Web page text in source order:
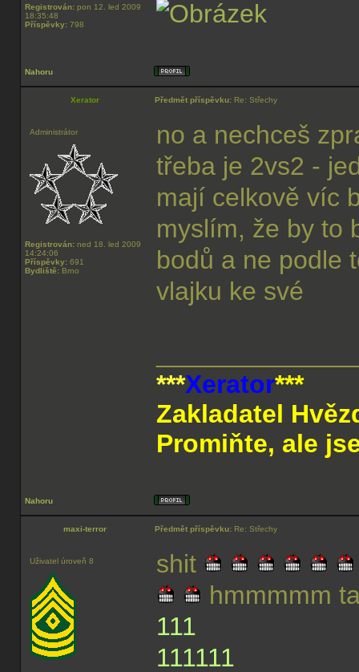
Registrován: pon 12. led 2009
18:35:48
Příspěvky: 798
Nahoru
Xerator Předmět příspěvku: Re: Střechy
Administrátor
Registrován: ned 18. led 2009
14:24:06
Příspěvky: 691
Bydliště: Brno
no a nechceš
třeba je 2vs2 -
mají celkově víc
myslím, že by to
bodů a ne podle
vlajku ke své
***Xerator***
Zakladatel
Promiňte, ale
Nahoru
maxi-terror Předmět příspěvku: Re: Střechy
Uživatel úroveň 8
shit
hmmmmm
111
111111